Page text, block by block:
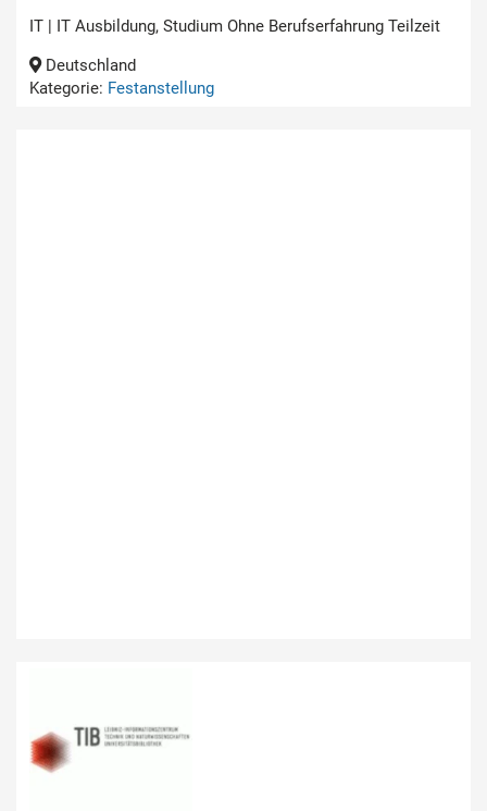
IT | IT Ausbildung, Studium Ohne Berufserfahrung Teilzeit
Deutschland
Kategorie: Festanstellung